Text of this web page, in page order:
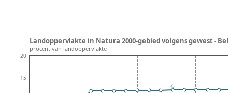
15
20
Landoppervlakte in Natura 2000-gebied volgens gewest -
procent van landoppervlakte